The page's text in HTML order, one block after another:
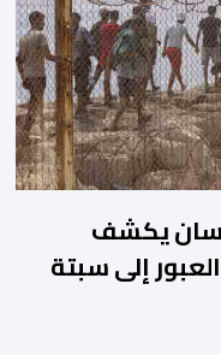
استنفر عدداً من مراكب […]
يكشف
إلى سبتة